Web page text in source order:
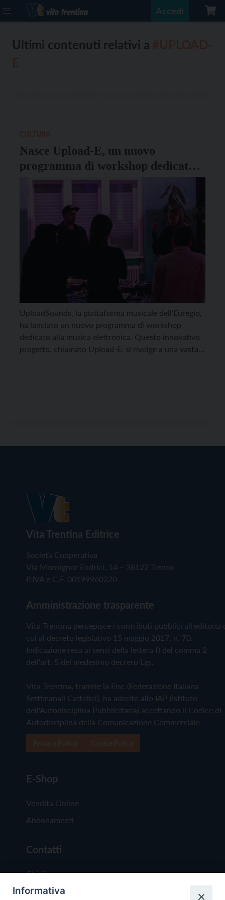
Accedi
Ultimi contenuti relativi a
Nasce Upload-E, un nuovo
programma di workshop dedicato
alla musica elettronica
UploadSounds, la piattaforma musicale dell’Euregio,
ha lanciato un nuovo programma di workshop
dedicato alla musica elettronica. Questo innovativo
progetto, chiamato Upload-E, si rivolge a una vasta
Vita Trentina Editrice
Società Cooperativa
Via Monsignor Endrici, 14 – 38122 Trento
P.IVA e C.F. 00199960220
Amministrazione trasparente
Vita Trentina percepisce i contributi pubblici all'editoria
cui al decreto legislativo 15 maggio 2017, n. 70.
Indicazione resa ai sensi della lettera f) del comma 2
dell'art. 5 del medesimo decreto Lgs.
Vita Trentina, tramite la Fisc (Federazione Italiana
Settimanali Cattolici), ha aderito allo IAP (Istituto
dell'Autodisciplina Pubblicitaria) accettando il Codice di
Autodisciplina della Comunicazione Commerciale
E-Shop
Vendita Online
Abbonamenti
Contatti
Chi Siamo
Redazione
Informativa